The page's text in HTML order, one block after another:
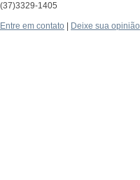
(37)3329-1405
Entre em contato Deixe sua opinião